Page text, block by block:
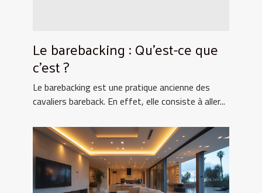
Le barebacking : Qu’est-ce que
c’est ?
Le barebacking est une pratique ancienne des
cavaliers bareback. En effet, elle consiste à aller...